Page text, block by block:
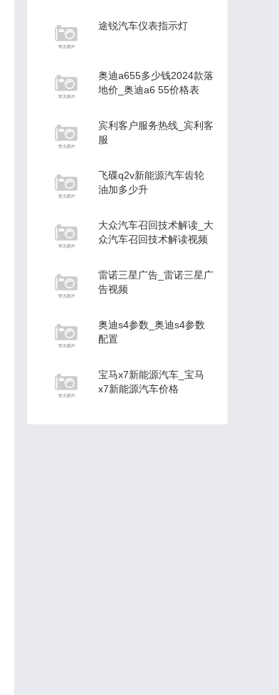
途锐汽车仪表指示灯
奥迪a655多少钱2024款落
地价_奥迪a6 55价格表
宾利客户服务热线_宾利客
服
飞碟q2v新能源汽车齿轮
油加多少升
大众汽车召回技术解读_大
众汽车召回技术解读视频
雷诺三星广告_雷诺三星广
告视频
奥迪s4参数_奥迪s4参数
配置
宝马x7新能源汽车_宝马
x7新能源汽车价格